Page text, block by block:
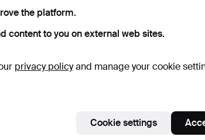
the platform.
content to you on external web sites.
privacy policyand manage your cookie
Cookie settings